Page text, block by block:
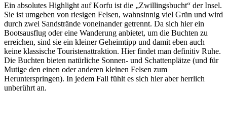
Ein absolutes Highlight auf Korfu ist die „Zwillingsbucht“ der Insel.
Sie ist umgeben von riesigen Felsen, wahnsinnig viel Grün und wird
durch zwei Sandstrände voneinander getrennt. Da sich hier ein
Bootsausflug oder eine Wanderung anbietet, um die Buchten zu
erreichen, sind sie ein kleiner Geheimtipp und damit eben auch
keine klassische Touristenattraktion. Hier findet man definitiv Ruhe.
Die Buchten bieten natürliche Sonnen- und Schattenplätze (und für
Mutige den einen oder anderen kleinen Felsen zum
Herunterspringen). In jedem Fall fühlt es sich hier aber herrlich
unberührt an.